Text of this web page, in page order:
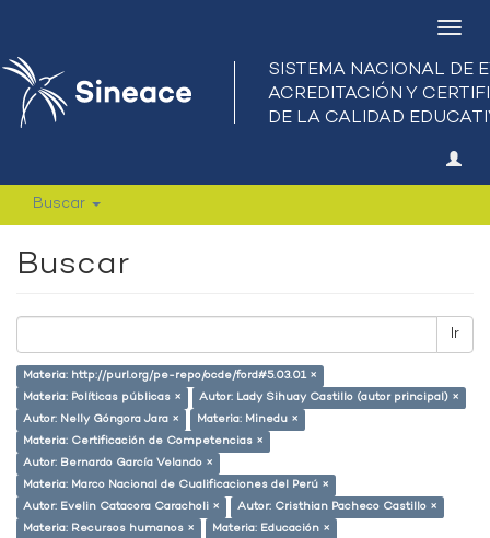
Buscar
Buscar
Ir
Materia: http://purl.org/pe-repo/ocde/ford#5.03.01 ×
Materia: Políticas públicas ×
Autor: Lady Sihuay Castillo (autor principal) ×
Autor: Nelly Góngora Jara ×
Materia: Minedu ×
Materia: Certificación de Competencias ×
Autor: Bernardo García Velando ×
Materia: Marco Nacional de Cualificaciones del Perú ×
Autor: Evelin Catacora Caracholi ×
Autor: Cristhian Pacheco Castillo ×
Materia: Recursos humanos ×
Materia: Educación ×